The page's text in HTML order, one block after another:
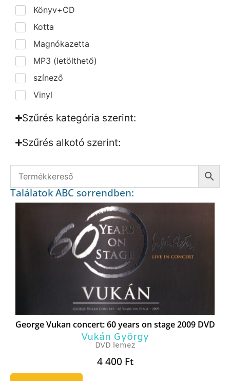
Könyv+CD
Kotta
Magnókazetta
MP3 (letölthető)
színező
Vinyl
Szűrés kategória szerint:
Szűrés alkotó szerint:​
Találatok ABC sorrendben:
George Vukan concert: 60 years on stage 2009 DVD
Vukán György
DVD lemez
4 400 Ft